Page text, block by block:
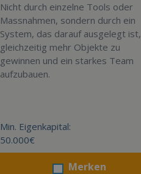
Nicht durch einzelne Tools oder
Massnahmen, sondern durch ein
System, das darauf ausgelegt ist,
gleichzeitig mehr Objekte zu
gewinnen und ein starkes Team
aufzubauen.
Min. Eigenkapital:
50.000€
Merken